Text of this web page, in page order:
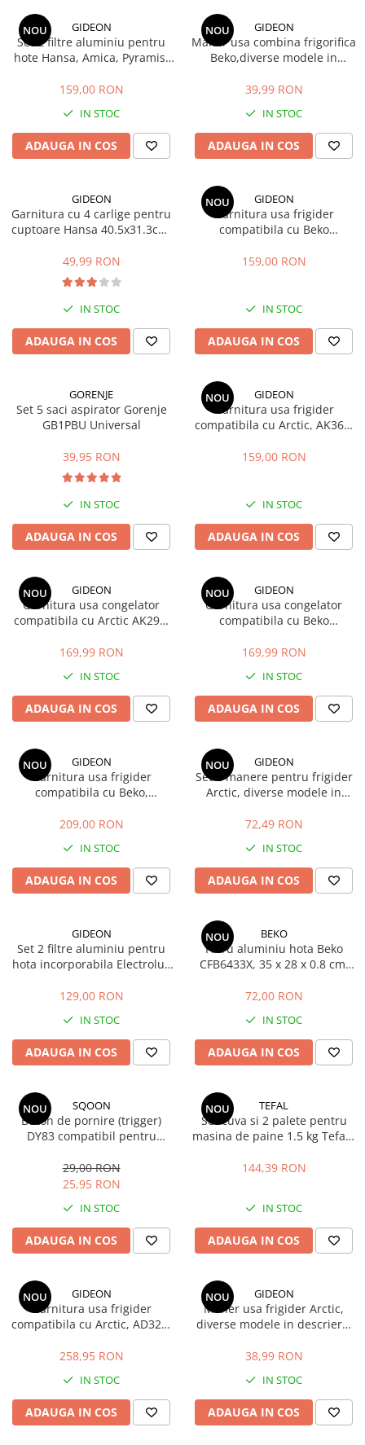
Accesorii Electrocasnice Mici
Filtre Purificatoare Aer
Accesorii Piese Aer Conditionat
NOU GIDEON
Set 2 filtre aluminiu pentru
hote Hansa, Amica, Pyramis,
mobila, 47.7x20.4 cm si
159,00 RON
IN STOC
ADAUGA IN COS
NOU GIDEON
Maner usa combina frigorifica
Beko,diverse modele in
22.5 cm
39,99 RON
IN STOC
ADAUGA IN COS
GIDEON
Garnitura cu 4 carlige pentru
cuptoare Hansa 40.5x31.3cm,
FCC, BOE, 1092, 1093,
8066308, 8065348
49,99 RON
IN STOC
ADAUGA IN COS
NOU GIDEON
Garnitura usa frigider
compatibila cu Beko
DBK386WD, DBK3862WD,
159,00 RON
IN STOC
ADAUGA IN COS
GORENJE
Set 5 saci aspirator Gorenje
GB1PBU Universal
39,95 RON
IN STOC
ADAUGA IN COS
NOU GIDEON
Garnitura usa frigider
compatibila cu Arctic, AK366,
K6370 , magnetica, 113, 5 x 58
159,00 RON
IN STOC
ADAUGA IN COS
NOU GIDEON
Garnitura usa congelator
compatibila cu Arctic AK296,
magnetica, 73,5cm x 58cm
169,99 RON
IN STOC
ADAUGA IN COS
NOU GIDEON
Garnitura usa congelator
compatibila cu Beko
DBK386WD, DBK3862WD,
5cm x 58cm
169,99 RON
IN STOC
ADAUGA IN COS
NOU GIDEON
Garnitura usa frigider
compatibila cu Beko,
RCSA406, K60406, magnetica,
209,00 RON
IN STOC
ADAUGA IN COS
NOU GIDEON
Set 2 manere pentru frigider
Arctic, diverse modele in
21.5 cm
72,49 RON
IN STOC
ADAUGA IN COS
GIDEON
Set 2 filtre aluminiu pentru
hota incorporabila Electrolux
LFP216W
129,00 RON
IN STOC
ADAUGA IN COS
NOU BEKO
Filtru aluminiu hota Beko
CFB6433X, 35 x 28 x 0.8 cm,
72,00 RON
IN STOC
ADAUGA IN COS
NOU SQOON
Buton de pornire (trigger)
DY83 compatibil pentru
piesa de schimb pentru
carcasa 970148-01
29,00 RON
25,95 RON
IN STOC
ADAUGA IN COS
NOU TEFAL
Set cuva si 2 palete pentru
masina de paine 1.5 kg Tefal /
144,39 RON
IN STOC
ADAUGA IN COS
NOU GIDEON
Garnitura usa frigider
compatibila cu Arctic, AD326,
D326, D6310HC, magnetica,
258,95 RON
IN STOC
ADAUGA IN COS
NOU GIDEON
Maner usa frigider Arctic,
diverse modele in descriere,
38,99 RON
IN STOC
ADAUGA IN COS